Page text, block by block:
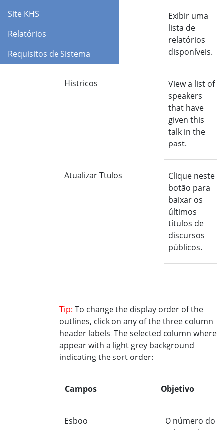
Site KHS
Relatórios
Requisitos de Sistema
Exibir uma
lista de
relatórios
disponíveis.
Histricos
View a list of
speakers
that have
given this
talk in the
past.
Atualizar Ttulos
Clique neste
botão para
baixar os
últimos
títulos de
discursos
públicos.
Tip: To change the display order of the
outlines, click on any of the three column
header labels. The selected column where
appear with a light grey background
indicating the sort order:
Campos Objetivo
Esboo
O número do